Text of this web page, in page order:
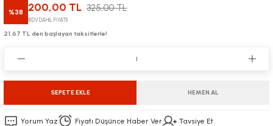
%38 200,00 TL 325,00 TL
(KDV DAHİL FİYATI)
21,67 TL den başlayan taksitlerle!
SEPETE EKLE HEMEN AL
Yorum Yaz Fiyatı Düşünce Haber Ver Tavsiye Et